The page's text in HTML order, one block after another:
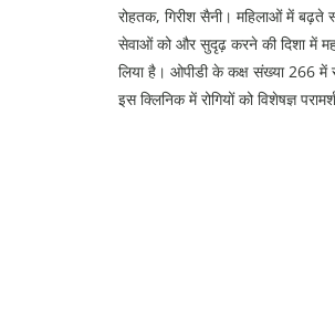
रोहतक, गिरीश सैनी। महिलाओं में
सेवाओं को और सुदृढ़ करने की दिशा में
लिया है। ओपीडी के कक्ष संख्या 266 में
इस क्लिनिक में रोगियों को विशेषज्ञ